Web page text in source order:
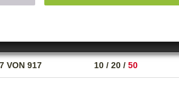
VON 917 10 / 20 / 50
Speicherung der Benutzer-Session verwendet